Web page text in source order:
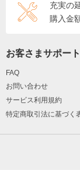
充実の
購入金
お客さまサポート
FAQ
お問い合わせ
サービス利用規約
特定商取引法に基づく